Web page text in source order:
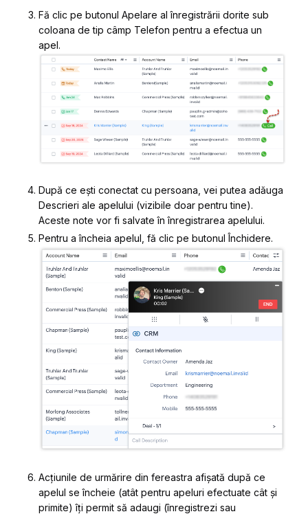
Fă clic pe butonul Apelare al înregistrării dorite sub
coloana de tip câmp Telefon pentru a efectua un
apel.
După ce ești conectat cu persoana, vei putea adăuga
Descrieri ale apelului (vizibile doar pentru tine).
Aceste note vor fi salvate în înregistrarea apelului.
Pentru a încheia apelul, fă clic pe butonulÎnchidere.
Acțiunile de urmărire din fereastra afișată după ce
apelul se încheie (atât pentru apeluri efectuate cât și
primite) îți permit să adaugi (înregistrezi sau